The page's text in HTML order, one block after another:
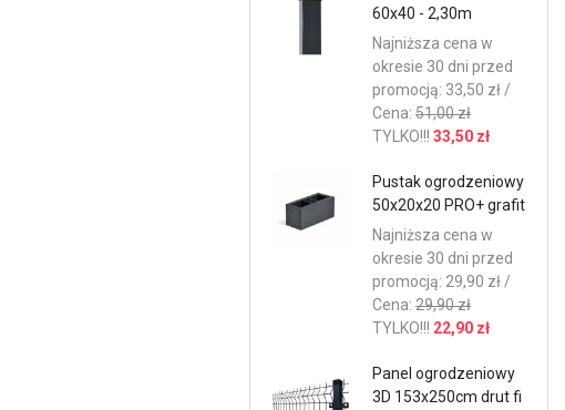
60x40 - 2,30m
Najniższa cena w
okresie 30 dni przed
promocją: 33,50 zł /
Cena: 51,00 zł
TYLKO!!! 33,50 zł
Pustak ogrodzeniowy
50x20x20 PRO+ grafit
Najniższa cena w
okresie 30 dni przed
promocją: 29,90 zł /
Cena: 29,90 zł
TYLKO!!! 22,90 zł
Panel ogrodzeniowy
3D 153x250cm drut fi